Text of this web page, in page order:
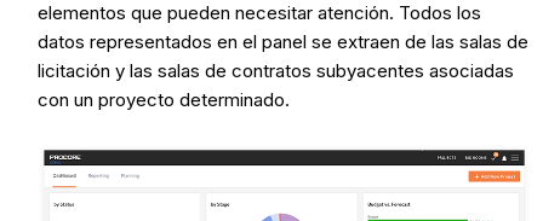
elementos que pueden necesitar atención. Todos los
datos representados en el panel se extraen de las salas de
licitación y las salas de contratos subyacentes asociadas
con un proyecto determinado.